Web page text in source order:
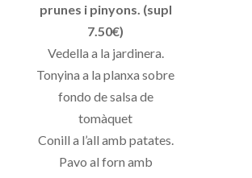
prunes i pinyons. (supl
7.50€)
Vedella a la jardinera.
Tonyina a la planxa sobre
fondo de salsa de
tomàquet
Conill a l’all amb patates.
Pavo al forn amb